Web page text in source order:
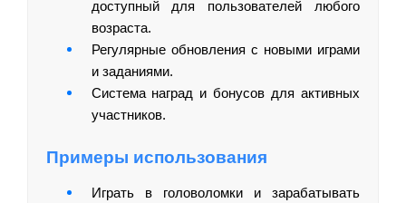
доступный для пользователей любого
возраста.
Регулярные обновления с новыми играми
и заданиями.
Система наград и бонусов для активных
участников.
Примеры использования
Играть в головоломки и зарабатывать